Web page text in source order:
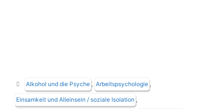
Schlagwörter
Alkohol und die Psyche Arbeitspsychologie
Einsamkeit und Alleinsein / soziale Isolation